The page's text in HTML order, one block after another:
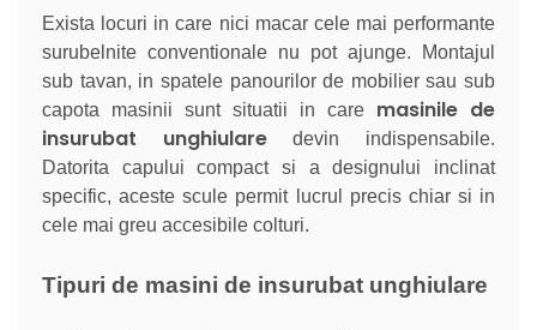
Exista locuri in care nici macar cele mai performante
surubelnite conventionale nu pot ajunge. Montajul
sub tavan, in spatele panourilor de mobilier sau sub
capota masinii sunt situatii in care masinile de
insurubat unghiularedevin indispensabile.
Datorita capului compact si a designului inclinat
specific, aceste scule permit lucrul precis chiar si in
cele mai greu accesibile colturi.
Tipuri de masini de insurubat unghiulare